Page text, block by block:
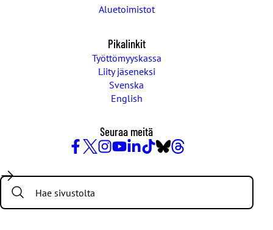
Aluetoimistot
Pikalinkit
Työttömyyskassa
Liity jäseneksi
Svenska
English
Seuraa meitä
/
Twitter
Search: